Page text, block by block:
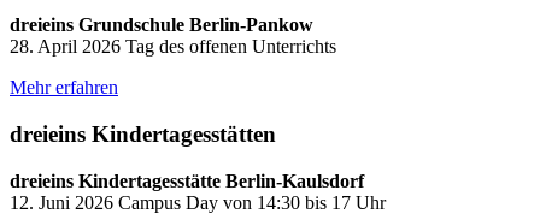
dreieins Grundschule Berlin-Pankow
28. April 2026 Tag des offenen Unterrichts
Mehr erfahren
dreieins Kindertagesstätten
dreieins Kindertagesstätte Berlin-Kaulsdorf
12. Juni 2026 Campus Day von 14:30 bis 17 Uhr